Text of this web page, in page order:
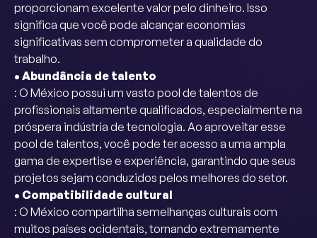
proporcionam excelente valor pelo dinheiro. Isso
significa que você pode alcançar economias
significativas sem comprometer a qualidade do
trabalho.
• Abundância de talento
: O México possui um vasto pool de talentos de
profissionais altamente qualificados, especialmente na
próspera indústria de tecnologia. Ao aproveitar esse
pool de talentos, você pode ter acesso a uma ampla
gama de expertise e experiência, garantindo que seus
projetos sejam conduzidos pelos melhores do setor.
• Compatibilidade cultural
: O México compartilha semelhanças culturais com
muitos países ocidentais, tornando extremamente